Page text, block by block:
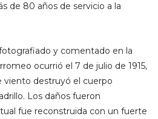
de 80 años de servicio a la
y comentado en la
ocurrió el 7 de julio de 1915,
destruyó el cuerpo
Los daños fueron
fue reconstruida con un fuerte